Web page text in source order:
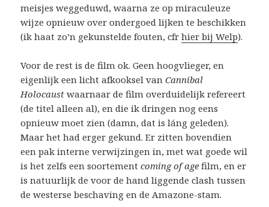
meisjes weggeduwd, waarna ze op miraculeuze
wijze opnieuw over ondergoed lijken te beschikken
(ik haat zo’n gekunstelde fouten, cfrhier bij Welp).
Voor de rest is de film ok. Geen hoogvlieger, en
eigenlijk een licht afkooksel vanCannibal
Holocaust waarnaar de film overduidelijk refereert
(de titel alleen al), en die ik dringen nog eens
opnieuw moet zien (damn, dat is láng geleden).
Maar het had erger gekund. Er zitten bovendien
een pak interne verwijzingen in, met wat goede wil
is het zelfs een soortementcoming of age film, en er
is natuurlijk de voor de hand liggende clash tussen
de westerse beschaving en de Amazone-stam.